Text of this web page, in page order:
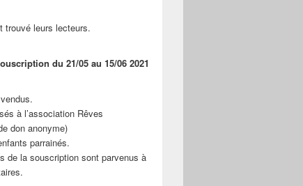
trouvé leurs lecteurs.
du 21/05 au 15/06 2021
vendus.
à l’association Rêves
don anonyme)
parrainés.
de la souscription sont parvenus à